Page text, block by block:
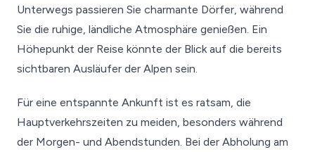
Unterwegs passieren Sie charmante Dörfer, während
Sie die ruhige, ländliche Atmosphäre genießen. Ein
Höhepunkt der Reise könnte der Blick auf die bereits
sichtbaren Ausläufer der Alpen sein.
Für eine entspannte Ankunft ist es ratsam, die
Hauptverkehrszeiten zu meiden, besonders während
der Morgen- und Abendstunden. Bei der Abholung am